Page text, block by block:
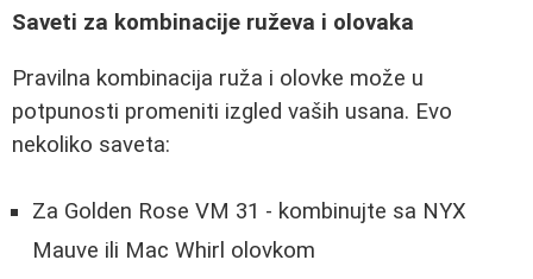
Saveti za kombinacije ruževa i olovaka
Pravilna kombinacija ruža i olovke može u
potpunosti promeniti izgled vaših usana. Evo
nekoliko saveta:
Za Golden Rose VM 31 - kombinujte sa NYX
Mauve ili Mac Whirl olovkom